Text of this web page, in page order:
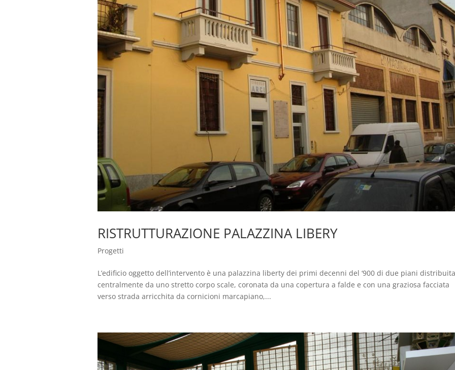
RISTRUTTURAZIONE PALAZZINA LIBERY
Progetti
L’edificio oggetto dell’intervento è una palazzina liberty dei primi decenni del ‘900 di due piani distribuita
centralmente da uno stretto corpo scale, coronata da una copertura a falde e con una graziosa facciata
verso strada arricchita da cornicioni marcapiano,...